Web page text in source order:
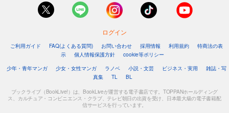
ログイン
ご利用ガイド FAQ(よくある質問) お問い合わせ 採用情報 利用規約
特商法の表
示
個人情報保護方針
cookie等ポリシー
少年・青年マンガ
少女・女性マンガ ラノベ 小説・文芸 ビジネス・実用
雑誌・写
真集
TL BL
ブックライブ（BookLive!）は、BookLiveが運営する電子書店です。TOPPANホールディング
ス、カルチュア・コンビニエンス・クラブ、テレビ朝日の出資を受け、日本最大級の電子書籍配
信サービスを行っています。